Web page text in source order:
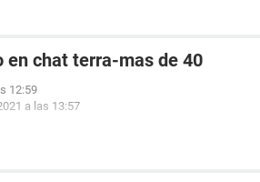
en chat terra-mas de 40
12:59
a las 13:57